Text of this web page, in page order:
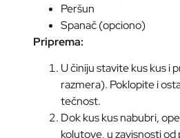
Peršun
Spanač (opciono)
Priprema:
U činiju stavite kus kus i
razmera). Poklopite i
tečnost.
Dok kus kus nabubri,
kolutove, u zavisnosti od